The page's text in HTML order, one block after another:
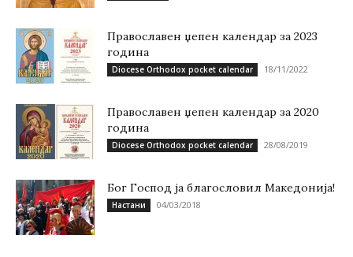
Православен џепен календар за 2023
година
Diocese Orthodox pocket calendar 18/11/2022
Православен џепен календар за 2020
година
Diocese Orthodox pocket calendar 28/08/2019
Бог Господ ја благословил Македонија!
Настани 04/03/2018